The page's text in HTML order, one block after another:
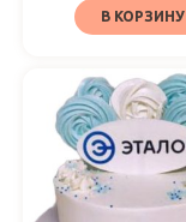
В КОРЗИНУ